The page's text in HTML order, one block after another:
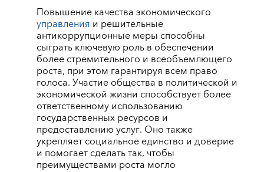
Повышение качества экономического
управления и решительные
антикоррупционные меры способны
сыграть ключевую роль в обеспечении
более стремительного и всеобъемлющего
роста, при этом гарантируя всем право
голоса. Участие общества в политической и
экономической жизни способствует более
ответственному использованию
государственных ресурсов и
предоставлению услуг. Оно также
укрепляет социальное единство и доверие
и помогает сделать так, чтобы
преимуществами роста могло